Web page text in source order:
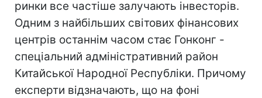
ринки все частіше залучають інвесторів.
Одним з найбільших світових фінансових
центрів останнім часом стає Гонконг -
спеціальний адміністративний район
Китайської Народної Республіки. Причому
експерти відзначають, що на фоні